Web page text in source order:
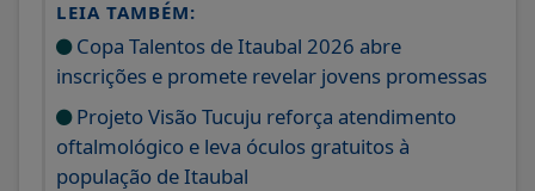
LEIA TAMBÉM:
Copa Talentos de Itaubal 2026 abre
inscrições e promete revelar jovens promessas
Projeto Visão Tucuju reforça atendimento
oftalmológico e leva óculos gratuitos à
população de Itaubal